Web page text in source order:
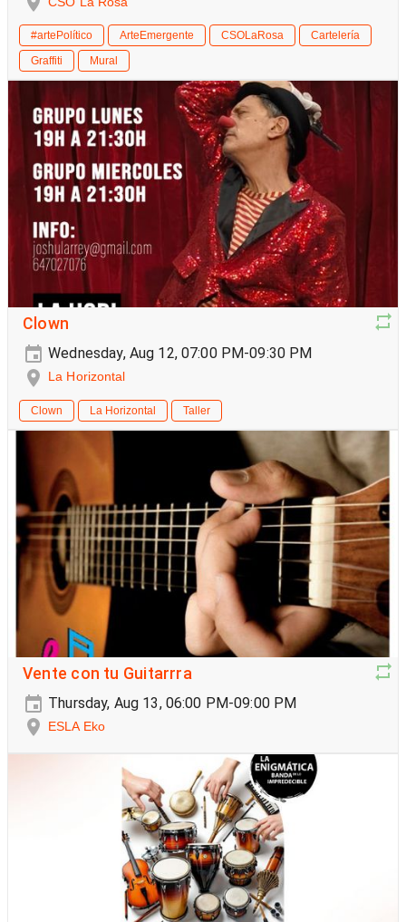
#artePolítico ArteEmergente CSOLaRosa
Cartelería
Graffiti
Mural
Clown
Wednesday, Aug 12, 07:00 PM-09:30 PM
La Horizontal
Clown La Horizontal Taller
Vente con tu Guitarrra
Thursday, Aug 13, 06:00 PM-09:00 PM
ESLA Eko